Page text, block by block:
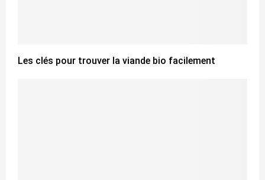
Les clés pour trouver la viande bio facilement